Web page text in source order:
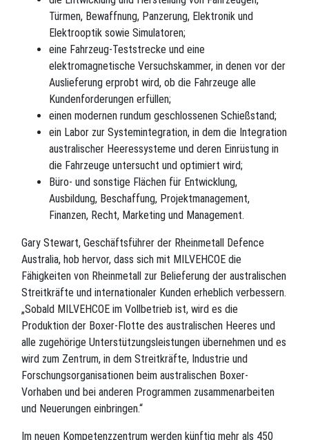
Türmen, Bewaffnung, Panzerung, Elektronik und
Elektrooptik sowie Simulatoren;
eine Fahrzeug-Teststrecke und eine
elektromagnetische Versuchskammer, in denen vor der
Auslieferung erprobt wird, ob die Fahrzeuge alle
Kundenforderungen erfüllen;
einen modernen rundum geschlossenen Schießstand;
ein Labor zur Systemintegration, in dem die Integration
australischer Heeressysteme und deren Einrüstung in
die Fahrzeuge untersucht und optimiert wird;
Büro- und sonstige Flächen für Entwicklung,
Ausbildung, Beschaffung, Projektmanagement,
Finanzen, Recht, Marketing und Management.
Gary Stewart, Geschäftsführer der Rheinmetall Defence
Australia, hob hervor, dass sich mit MILVEHCOE die
Fähigkeiten von Rheinmetall zur Belieferung der australischen
Streitkräfte und internationaler Kunden erheblich verbessern.
„Sobald MILVEHCOE im Vollbetrieb ist, wird es die
Produktion der Boxer-Flotte des australischen Heeres und
alle zugehörige Unterstützungsleistungen übernehmen und es
wird zum Zentrum, in dem Streitkräfte, Industrie und
Forschungsorganisationen beim australischen Boxer-
Vorhaben und bei anderen Programmen zusammenarbeiten
und Neuerungen einbringen.“
Im neuen Kompetenzzentrum werden künftig mehr als 450